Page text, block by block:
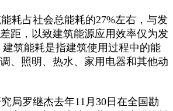
耗占社会总能耗的27%左右，与发
距，以致建筑能源应用效率仅为发
筑能耗是指建筑使用过程中的能
、照明、热水、家用电器和其他动
局罗继杰去年11月30日在全国勘